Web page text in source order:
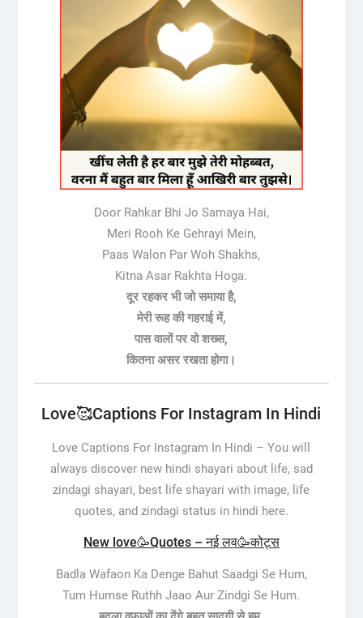
Door Rahkar Bhi Jo Samaya Hai,
Meri Rooh Ke Gehrayi Mein,
Paas Walon Par Woh Shakhs,
Kitna Asar Rakhta Hoga.
दूर रहकर भी जो समाया है,
मेरी रूह की गहराई में,
पास वालों पर वो शख्स,
कितना असर रखता होगा।
Love🥰Captions For Instagram In Hindi
Love Captions For Instagram In Hindi –You will
always discover new hindi shayari about life, sad
zindagi shayari, best life shayari with image, life
quotes, and zindagi status in hindi here.
New love🥳Quotes – नई लव🥳कोट्स
Badla Wafaon Ka Denge Bahut Saadgi Se Hum,
Tum Humse Ruthh Jaao Aur Zindgi Se Hum.